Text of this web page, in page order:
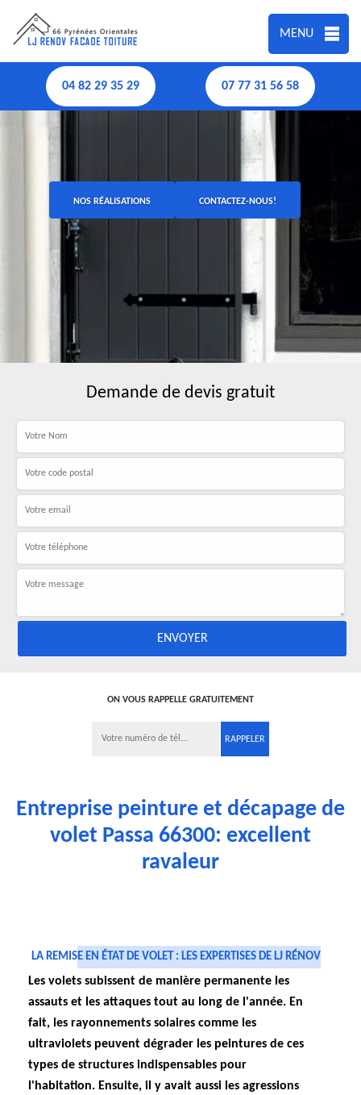
MENU
04 82 29 35 29 07 77 31 56 58
NOS RÉALISATIONS CONTACTEZ-NOUS!
Demande de devis gratuit
ON VOUS RAPPELLE GRATUITEMENT
Entreprise peinture et décapage de
volet Passa 66300: excellent
ravaleur
LA REMISE EN ÉTAT DE VOLET : LES EXPERTISES DE LJ RÉNOV
Les volets subissent de manière permanente les
assauts et les attaques tout au long de l'année. En
fait, les rayonnements solaires comme les
ultraviolets peuvent dégrader les peintures de ces
types de structures indispensables pour
l'habitation. Ensuite, il y avait aussi les agressions